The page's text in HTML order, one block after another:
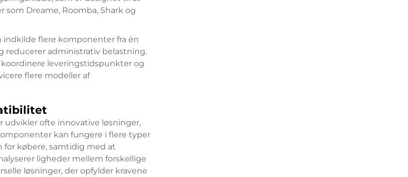
Dreame, Roomba, Shark og
flere komponenter fra én
reducerer administrativ belastning.
leveringstidspunkter og
flere modeller af
udvikler ofte innovative løsninger,
kan fungere i flere typer
købere, samtidig med at
ligheder mellem forskellige
løsninger, der opfylder kravene